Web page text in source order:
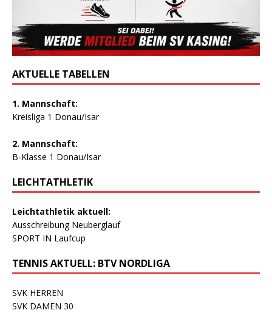
AKTUELLE TABELLEN
1. Mannschaft:
Kreisliga 1 Donau/Isar
2. Mannschaft:
B-Klasse 1 Donau/Isar
LEICHTATHLETIK
Leichtathletik aktuell:
Ausschreibung Neuberglauf
SPORT IN Laufcup
TENNIS AKTUELL: BTV NORDLIGA
SVK HERREN
SVK DAMEN 30